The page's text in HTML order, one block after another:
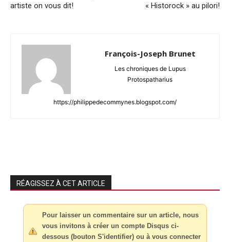
artiste on vous dit!
« Historock » au pilori!
François-Joseph Brunet
Les chroniques de Lupus
Protospatharius
https://philippedecommynes.blogspot.com/
RÉAGISSEZ À CET ARTICLE
Pour laisser un commentaire sur un article, nous
vous invitons à créer un compte Disqus ci-
dessous (bouton S'identifier) ou à vous connecter